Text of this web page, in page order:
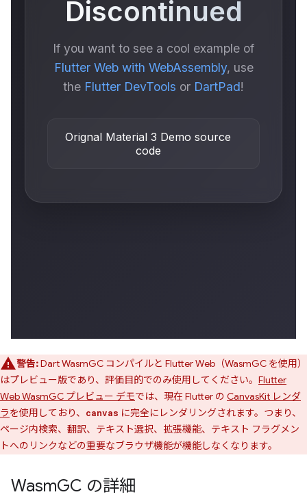
警告:Dart WasmGC コンパイルと Flutter Web（WasmGC を使用）
はプレビュー版であり、評価目的でのみ使用してください。 Flutter
Web WasmGC プレビュー デモでは、現在 Flutter の CanvasKit レンダ
ラを使用しており、 canvas に完全にレンダリングされます。つまり、
ページ内検索、翻訳、テキスト選択、拡張機能、テキスト フラグメン
トへのリンクなどの重要なブラウザ機能が機能しなくなります。
WasmGC の詳細